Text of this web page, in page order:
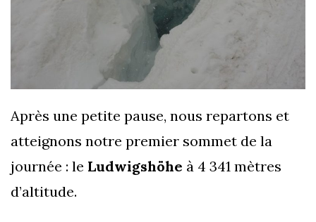
Après une petite pause, nous repartons et
atteignons notre premier sommet de la
journée : le Ludwigshöhe à 4 341 mètres
d’altitude.